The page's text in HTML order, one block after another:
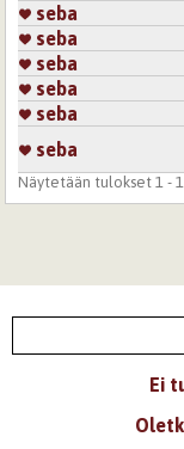
seba
seba
seba
seba
seba
seba
Näytetään tulokset 1 -
Ei